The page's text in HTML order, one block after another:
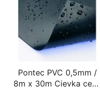
Pontec PVC 0,5mm /
8m x 30m Cievka cena